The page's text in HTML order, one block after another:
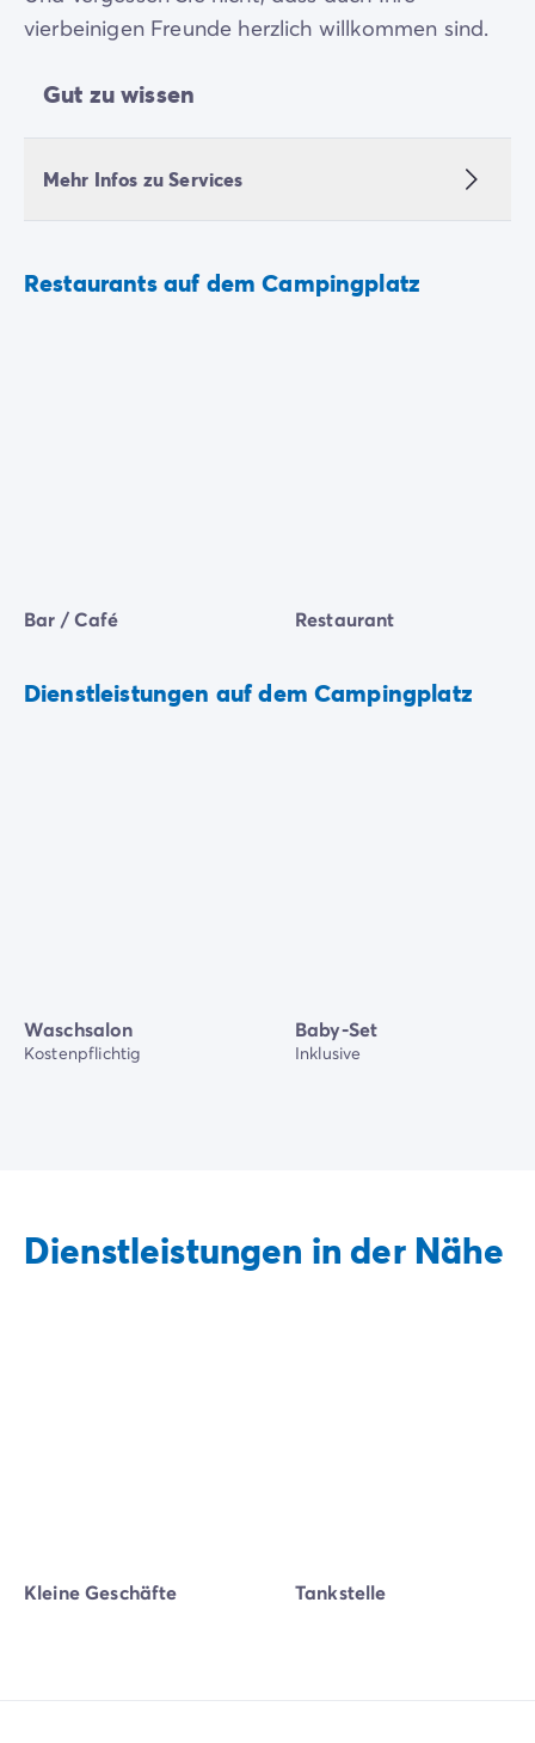
vierbeinigen Freunde herzlich willkommen sind.
Gut zu wissen
Mehr Infos zu Services
Restaurants auf dem Campingplatz
Bar / Café Restaurant
Dienstleistungen auf dem Campingplatz
Waschsalon
Kostenpflichtig
Baby-Set
Inklusive
Dienstleistungen in der Nähe
Kleine Geschäfte Tankstelle